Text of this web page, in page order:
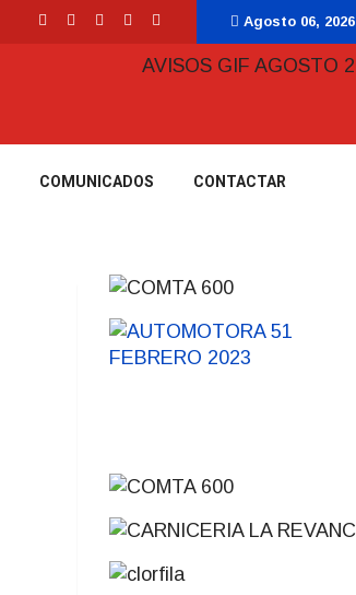
Agosto 06, 2026
COMUNICADOS CONTACTAR